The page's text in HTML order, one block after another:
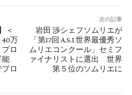
＜
40万
ロ
能
ロ
次の記事
岩田 渉シェフソムリエが
「第17回 A.S.I.世界最優秀ソ
ムリエコンクール」セミフ
ァイナリストに選出 世界
第５位のソムリエに